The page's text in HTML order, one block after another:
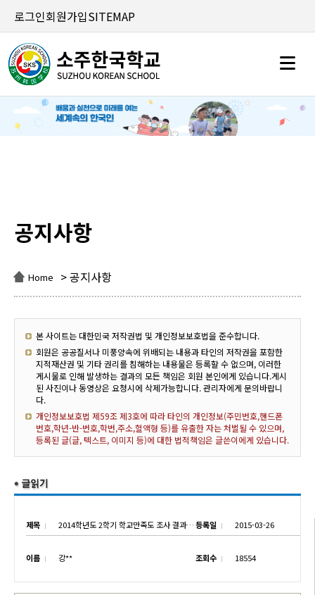
로그인회원가입SITEMAP
공지사항
Home > 공지사항
본 사이트는 대한민국 저작권법 및 개인정보보호법을 준수합니다.
회원은 공공질서나 미풍양속에 위배되는 내용과 타인의 저작권을 포함한
지적재산권 및 기타 권리를 침해하는 내용물은 등록할 수 없으며, 이러한
게시물로 인해 발생하는 결과의 모든 책임은 회원 본인에게 있습니다.게시
된 사진이나 동영상은 요청시에 삭제가능합니다. 관리자에게 문의바랍니
다.
개인정보보호법 제59조 제3호에 따라 타인의 개인정보(주민번호,핸드폰
번호,학년-반-번호,학번,주소,혈액형 등)를 유출한 자는 처벌될 수 있으며,
등록된 글(글, 텍스트, 이미지 등)에 대한 법적책임은 글쓴이에게 있습니다.
제목 2014학년도 2학기 학교만족도 조사 결과입니다.등록일 2015-03-26
이름 강** 조회수 18554